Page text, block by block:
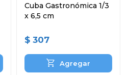
Cuba Gastronómica 1/3
x 6,5 cm
$ 307